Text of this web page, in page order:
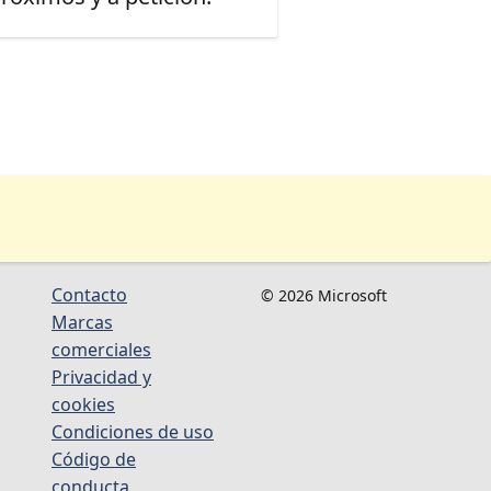
Contacto
Marcas
comerciales
Privacidad y
cookies
Condiciones de uso
Código de
conducta
© 2026 Microsoft